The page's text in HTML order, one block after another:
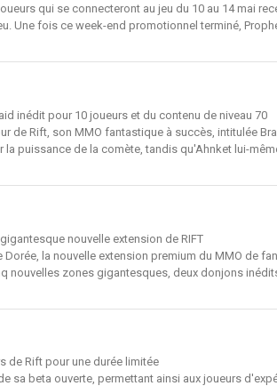
qui se connecteront au jeu du 10 au 14 mai
Une fois ce week-end promotionnel terminé,
inédit pour 10 joueurs et du contenu de niveau 70
de Rift, son MMO fantastique à succès, intitulée
puissance de la comète, tandis qu'Ahnket lui-
nouvelle extension de RIFT
la nouvelle extension premium du MMO de
zones gigantesques, deux donjons
de Rift pour une durée limitée
sa beta ouverte, permettant ainsi aux joueurs